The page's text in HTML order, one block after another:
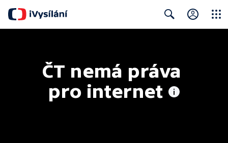
ČT nemá práva
pro internet